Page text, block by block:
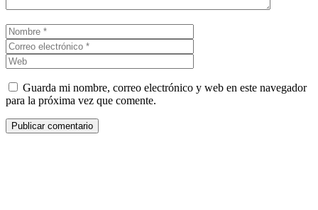
Nombre
electrónico
Guarda mi nombre, correo electrónico y web en este navegador
para la próxima vez que comente.